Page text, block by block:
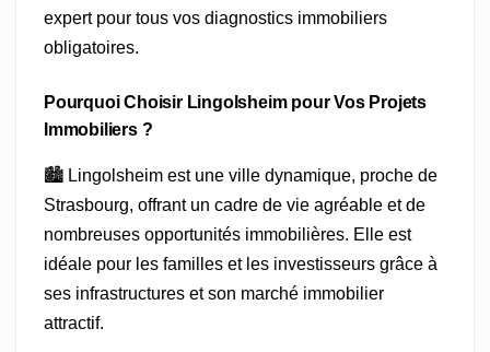
expert pour tous vos diagnostics immobiliers
obligatoires.
Pourquoi Choisir Lingolsheim pour Vos Projets
Immobiliers ?
🏙️ Lingolsheim est une ville dynamique, proche de
Strasbourg, offrant un cadre de vie agréable et de
nombreuses opportunités immobilières. Elle est
idéale pour les familles et les investisseurs grâce à
ses infrastructures et son marché immobilier
attractif.